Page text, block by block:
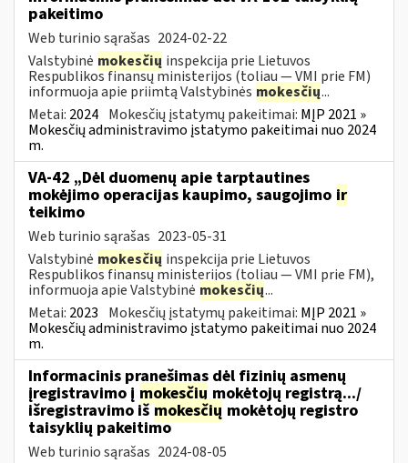
pakeitimo
Web turinio sąrašas 2024-02-22
Valstybinė mokesčių inspekcija prie Lietuvos
Respublikos finansų ministerijos (toliau ― VMI prie FM)
informuoja apie priimtą Valstybinės mokesčių...
Metai: 2024 Mokesčių įstatymų pakeitimai: MĮP 2021 »
Mokesčių administravimo įstatymo pakeitimai nuo 2024
m.
VA-42 „Dėl duomenų apie tarptautines
mokėjimo operacijas kaupimo, saugojimo ir
teikimo
Web turinio sąrašas 2023-05-31
Valstybinė mokesčių inspekcija prie Lietuvos
Respublikos finansų ministerijos (toliau ― VMI prie FM),
informuoja apie Valstybinė mokesčių...
Metai: 2023 Mokesčių įstatymų pakeitimai: MĮP 2021 »
Mokesčių administravimo įstatymo pakeitimai nuo 2024
m.
Informacinis pranešimas dėl fizinių asmenų
įregistravimo į mokesčių mokėtojų registrą.../
išregistravimo išmokesčių mokėtojų registro
taisyklių pakeitimo
Web turinio sąrašas 2024-08-05